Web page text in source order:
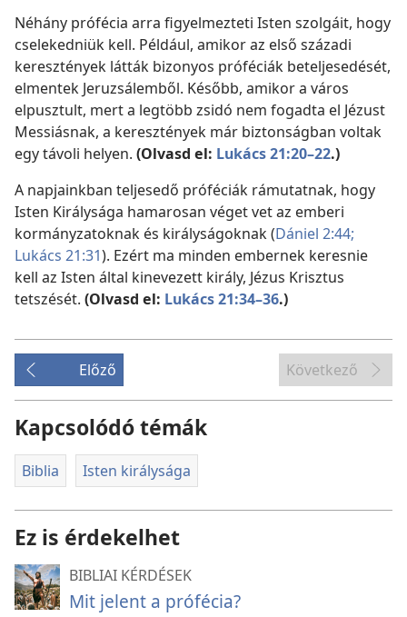
Néhány prófécia arra figyelmezteti Isten szolgáit, hogy
cselekedniük kell. Például, amikor az első századi
keresztények látták bizonyos próféciák beteljesedését,
elmentek Jeruzsálemből. Később, amikor a város
elpusztult, mert a legtöbb zsidó nem fogadta el Jézust
Messiásnak, a keresztények már biztonságban voltak
egy távoli helyen. (Olvasd el: Lukács 21:20–22.)
A napjainkban teljesedő próféciák rámutatnak, hogy
Isten Királysága hamarosan véget vet az emberi
kormányzatoknak és királyságoknak (Dániel 2:44;
Lukács 21:31). Ezért ma minden embernek keresnie
kell az Isten által kinevezett király, Jézus Krisztus
tetszését. (Olvasd el: Lukács 21:34–36.)
Előző Következő
Kapcsolódó témák
Biblia Isten királysága
Ez is érdekelhet
BIBLIAI KÉRDÉSEK
Mit jelent a prófécia?